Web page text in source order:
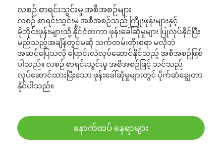
လစဉ် စာရင်းသွင်းမှု အစီအစဉ်များ
လစဉ် စာရင်းသွင်းမှု အစီအစဉ်သည် ကြိုးဖုန်းများနှင့်
မိုဘိုင်းဖုန်းများသို့ နိုင်ငံတကာ ဖုန်းခေါ်ဆိုမှုများ ပြုလုပ်နိုင်ပြီး
မည်သည့်အချိန်တွင်မဆို သက်တမ်းတိုးစရာ မလိုဘဲ
အဆင်ပြေသလို ပြောင်းလဲလုပ်ဆောင်နိုင်သည့် အစီအစဉ်ဖြစ်
ပါသည်။ လစဉ် စာရင်းသွင်းမှု အစီအစဉ်ဖြင့် သင်သည်
လုပ်ဆောင်ထားပြီးသော ဖုန်းခေါ်ဆိုမှုများတွင် ပိုက်ဆံချွေတာ
နိုင်ပါသည်။
နောက်ထပ် နေရာများ